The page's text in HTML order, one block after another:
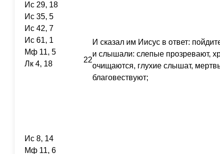
Ис 29, 18
Ис 35, 5
Ис 42, 7
Ис 61, 1
Мф 11, 5
Лк 4, 18
22
И сказал им Иисус в ответ:
и слышали: слепые прозревают,
очищаются, глухие слышат,
благовествуют;
Ис 8, 14
Мф 11, 6